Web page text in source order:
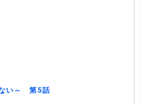
ない～ 第5話